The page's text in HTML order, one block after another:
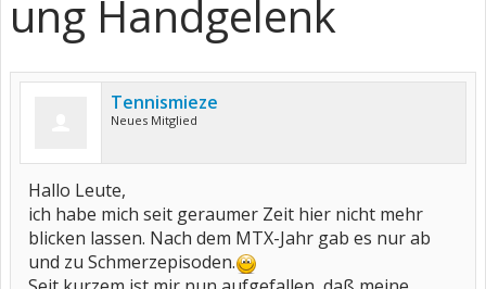
ung Handgelenk
Tennismieze
Neues Mitglied
Hallo Leute,
ich habe mich seit geraumer Zeit hier nicht mehr
blicken lassen. Nach dem MTX-Jahr gab es nur ab
und zu Schmerzepisoden.